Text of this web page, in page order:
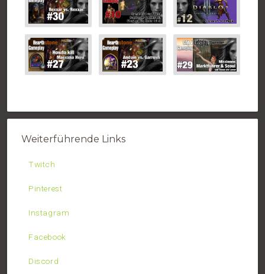
Weiterführende Links
Twitch
Pinterest
Instagram
Facebook
Discord